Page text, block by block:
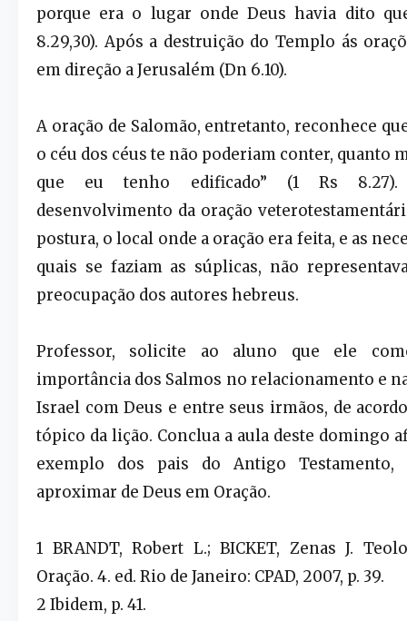
porque era o lugar onde Deus havia dito
8.29,30). Após a destruição do Templo ás
em direção a Jerusalém (Dn 6.10).
A oração de Salomão, entretanto, reconhece
o céu dos céus te não poderiam conter, quanto
que eu tenho edificado” (1 Rs
desenvolvimento da oração
postura, o local onde a oração era feita, e as
quais se faziam as súplicas, não
preocupação dos autores hebreus.
Professor, solicite ao aluno que ele
importância dos Salmos no relacionamento e
Israel com Deus e entre seus irmãos, de
tópico da lição. Conclua a aula deste domingo
exemplo dos pais do Antigo Testamento,
aproximar de Deus em Oração.
1 BRANDT, Robert L.; BICKET, Zenas J.
Oração. 4. ed. Rio de Janeiro: CPAD, 2007, p. 39.
2 Ibidem, p. 41.